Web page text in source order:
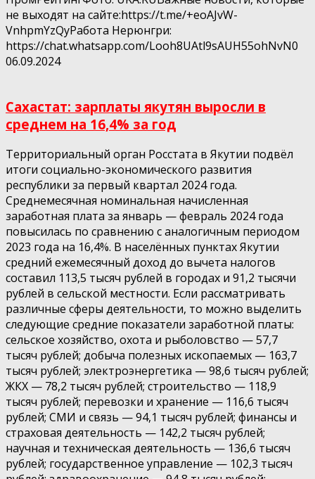
не выходят на сайте:https://t.me/+eoAJvW-
VnhpmYzQyРабота Нерюнгри:
https://chat.whatsapp.com/Looh8UAtl9sAUH55ohNvN0
06.09.2024
Сахастат: зарплаты якутян выросли в
среднем на 16,4% за год
Территориальный орган Росстата в Якутии подвёл
итоги социально-экономического развития
республики за первый квартал 2024 года.
Среднемесячная номинальная начисленная
заработная плата за январь — февраль 2024 года
повысилась по сравнению с аналогичным периодом
2023 года на 16,4%. В населённых пунктах Якутии
средний ежемесячный доход до вычета налогов
составил 113,5 тысяч рублей в городах и 91,2 тысячи
рублей в сельской местности. Если рассматривать
различные сферы деятельности, то можно выделить
следующие средние показатели заработной платы:
сельское хозяйство, охота и рыболовство — 57,7
тысяч рублей; добыча полезных ископаемых — 163,7
тысяч рублей; электроэнергетика — 98,6 тысяч рублей;
ЖКХ — 78,2 тысяч рублей; строительство — 118,9
тысяч рублей; перевозки и хранение — 116,6 тысяч
рублей; СМИ и связь — 94,1 тысяч рублей; финансы и
страховая деятельность — 142,2 тысяч рублей;
научная и техническая деятельность — 136,6 тысяч
рублей; государственное управление — 102,3 тысяч